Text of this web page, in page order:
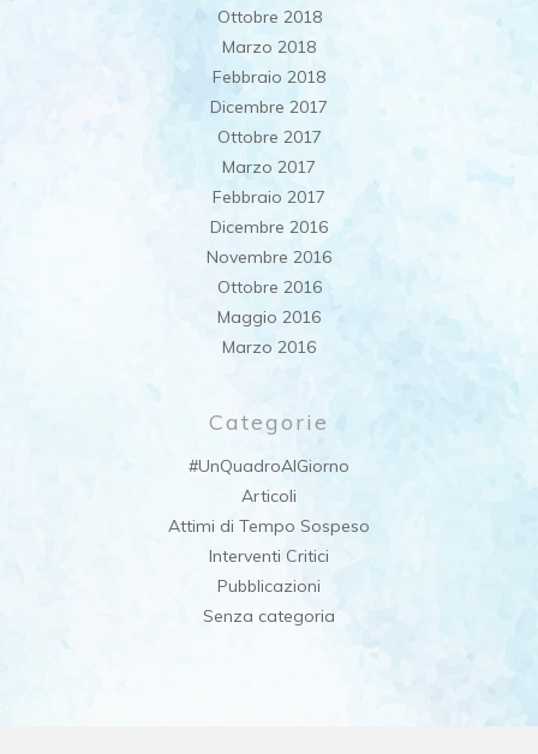
Ottobre 2018
Marzo 2018
Febbraio 2018
Dicembre 2017
Ottobre 2017
Marzo 2017
Febbraio 2017
Dicembre 2016
Novembre 2016
Ottobre 2016
Maggio 2016
Marzo 2016
Categorie
#UnQuadroAlGiorno
Articoli
Attimi di Tempo Sospeso
Interventi Critici
Pubblicazioni
Senza categoria